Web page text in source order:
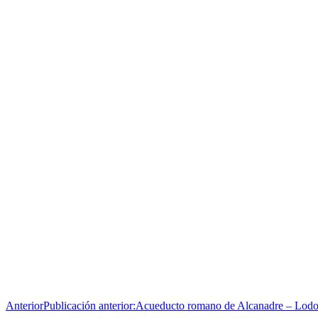
AnteriorPublicación anterior:Acueducto romano de Alcanadre –